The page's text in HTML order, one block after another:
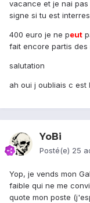
vacance et je nai
signe si tu est
400 euro je ne peut
fait encore partis des
salutation
ah oui j oubliais c est
YoBi
Posté(e) 25
Yop, je vends mon
faible qui ne me
quote mon poste